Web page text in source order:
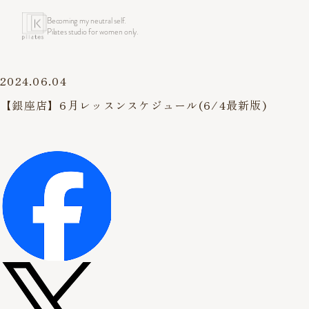
Becoming my neutral self.
Pilates studio for women only.
2024.06.04
【銀座店】6月レッスンスケジュール(6/4最新版)